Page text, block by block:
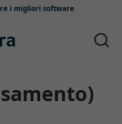
i migliori software